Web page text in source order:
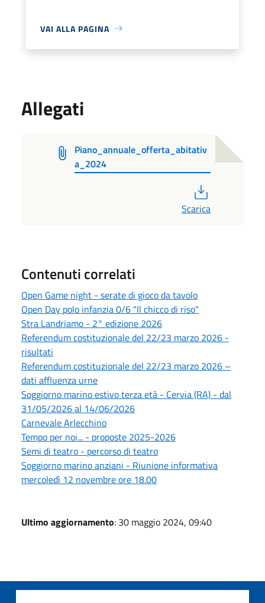
VAI ALLA PAGINA
Allegati
Piano_annuale_offerta_abitativ
a_2024
Scarica
Contenuti correlati
Open Game night - serate di gioco da tavolo
Open Day polo infanzia 0/6 "Il chicco di riso"
Stra Landriamo - 2° edizione 2026
Referendum costituzionale del 22/23 marzo 2026 -
risultati
Referendum costituzionale del 22/23 marzo 2026 –
dati affluenza urne
Soggiorno marino estivo terza età - Cervia (RA) - dal
31/05/2026 al 14/06/2026
Carnevale Arlecchino
Tempo per noi... - proposte 2025-2026
Semi di teatro - percorso di teatro
Soggiorno marino anziani - Riunione informativa
mercoledì 12 novembre ore 18.00
Ultimo aggiornamento: 30 maggio 2024, 09:40